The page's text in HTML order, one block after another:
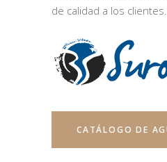
de calidad a los clientes.
CATÁLOGO DE